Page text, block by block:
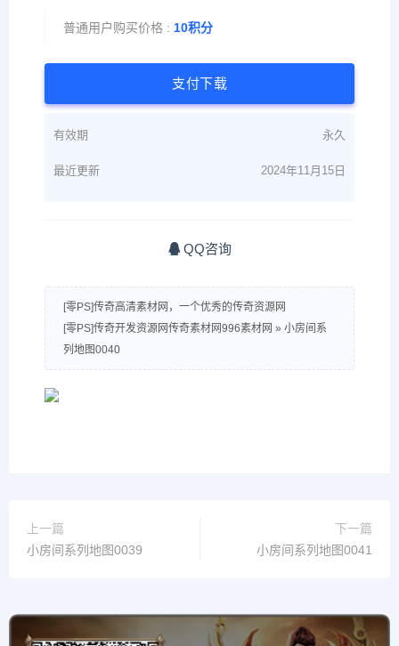
普通用户购买价格 : 10积分
支付下载
有效期 永久
最近更新 2024年11月15日
QQ咨询
[零PS]传奇高清素材网，一个优秀的传奇资源网
[零PS]传奇开发资源网传奇素材网996素材网 » 小房间系
列地图0040
上一篇
小房间系列地图0039
下一篇
小房间系列地图0041